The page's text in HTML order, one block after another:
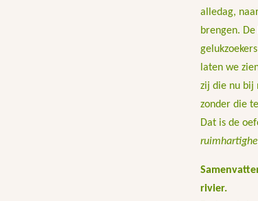
alledag,
brengen.
laten we
zij die nu bij
zonder die
Dat is de
rivier.